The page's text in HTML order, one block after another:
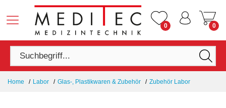
0 0
Home Labor Glas-, Plastikwaren & Zubehör Zubehör Labor